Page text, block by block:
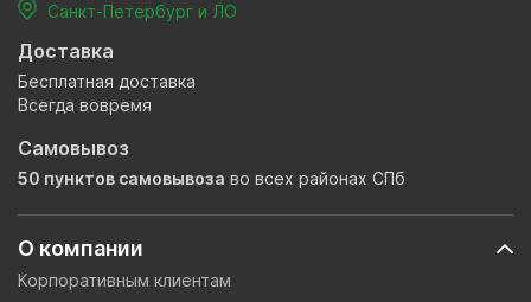
О компании
Корпоративным клиентам
Санкт-Петербург и ЛО
Доставка
Бесплатная доставка
Всегда вовремя
Самовывоз
50 пунктов самовывоза во всех районах СПб